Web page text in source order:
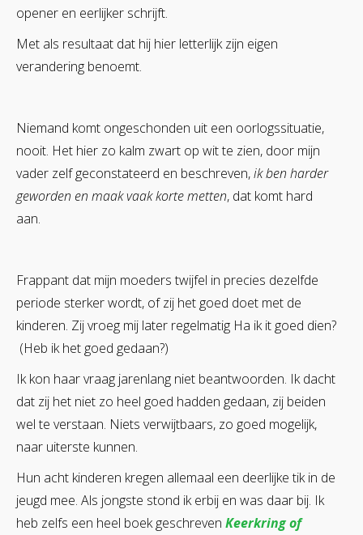
opener en eerlijker schrijft.
Met als resultaat dat hij hier letterlijk zijn eigen
verandering benoemt.
Niemand komt ongeschonden uit een oorlogssituatie,
nooit. Het hier zo kalm zwart op wit te zien, door mijn
vader zelf geconstateerd en beschreven,ik ben harder
geworden en maak vaak korte metten, dat komt hard
aan.
Frappant dat mijn moeders twijfel in precies dezelfde
periode sterker wordt, of zij het goed doet met de
kinderen. Zij vroeg mij later regelmatig Ha ik it goed dien?
(Heb ik het goed gedaan?)
Ik kon haar vraag jarenlang niet beantwoorden. Ik dacht
dat zij het niet zo heel goed hadden gedaan, zij beiden
wel te verstaan. Niets verwijtbaars, zo goed mogelijk,
naar uiterste kunnen.
Hun acht kinderen kregen allemaal een deerlijke tik in de
jeugd mee. Als jongste stond ik erbij en was daar bij. Ik
heb zelfs een heel boek geschreven Keerkring of